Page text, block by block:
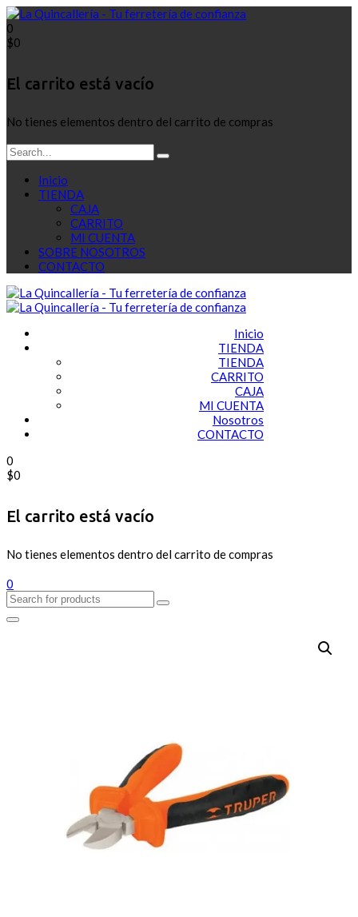
0
$0
El carrito está vacío
No tienes elementos dentro del carrito de compras
Inicio
TIENDA
CAJA
CARRITO
MI CUENTA
SOBRE NOSOTROS
CONTACTO
Inicio
TIENDA
TIENDA
CARRITO
CAJA
MI CUENTA
Nosotros
CONTACTO
0
$0
El carrito está vacío
No tienes elementos dentro del carrito de compras
0